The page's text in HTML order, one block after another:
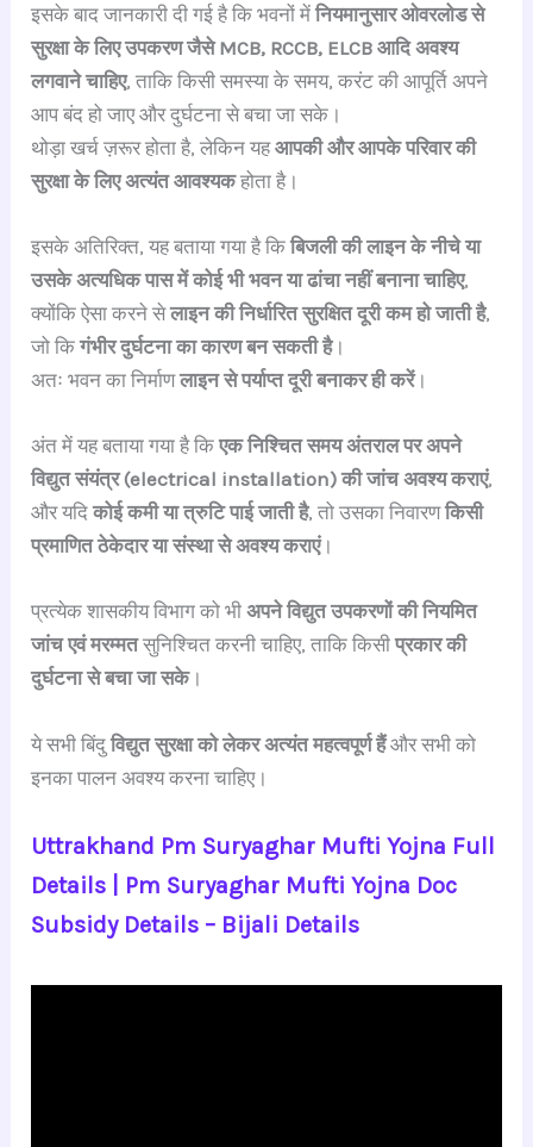
इसके बाद जानकारी दी गई है कि भवनों मेंनियमानुसार ओवरलोड से
सुरक्षा के लिए उपकरण जैसे MCB, RCCB, ELCB आदि अवश्य
लगवाने चाहिए, ताकि किसी समस्या के समय, करंट की आपूर्ति अपने
आप बंद हो जाए और दुर्घटना से बचा जा सके।
थोड़ा खर्च ज़रूर होता है, लेकिन यहआपकी और आपके परिवार की
सुरक्षा के लिए अत्यंत आवश्यकहोता है।
इसके अतिरिक्त, यह बताया गया है किबिजली की लाइन के नीचे या
उसके अत्यधिक पास में कोई भी भवन या ढांचा नहीं बनाना चाहिए,
क्योंकि ऐसा करने सेलाइन की निर्धारित सुरक्षित दूरी कम हो जाती है,
जो किगंभीर दुर्घटना का कारण बन सकती है।
अतः भवन का निर्माणलाइन से पर्याप्त दूरी बनाकर ही करें।
अंत में यह बताया गया है किएक निश्चित समय अंतराल पर अपने
विद्युत संयंत्र (electrical installation) की जांच अवश्य कराएं,
और यदिकोई कमी या त्रुटि पाई जाती है, तो उसका निवारणकिसी
प्रमाणित ठेकेदार या संस्था से अवश्य कराएं।
प्रत्येक शासकीय विभाग को भीअपने विद्युत उपकरणों की नियमित
जांच एवं मरम्मतसुनिश्चित करनी चाहिए, ताकि किसीप्रकार की
दुर्घटना से बचा जा सके।
ये सभी बिंदुविद्युत सुरक्षा को लेकर अत्यंत महत्वपूर्ण हैंऔर सभी को
इनका पालन अवश्य करना चाहिए।
Uttrakhand Pm Suryaghar Mufti Yojna Full
Details | Pm Suryaghar Mufti Yojna Doc
Subsidy Details – Bijali Details